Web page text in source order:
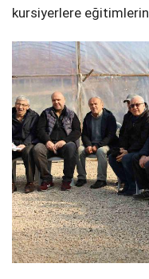
kursiyerlere